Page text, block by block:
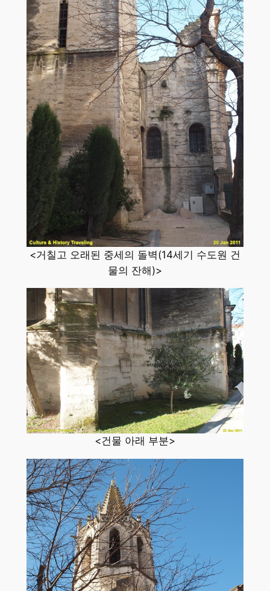
<거칠고 오래된 중세의 돌벽(14세기 수도원 건
물의 잔해)>
<건물 아래 부분>